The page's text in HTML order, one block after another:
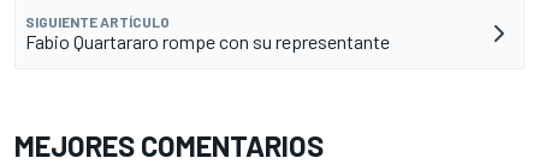
SIGUIENTE ARTÍCULO
Fabio Quartararo rompe con su representante
MEJORES COMENTARIOS